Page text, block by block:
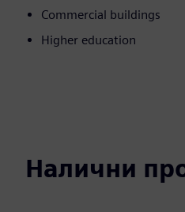
Commercial buildings
Higher education
Налични